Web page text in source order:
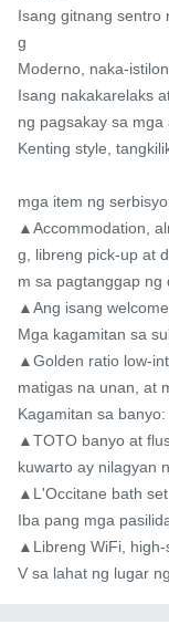
Isang gitnang sentro
g
Moderno, naka-
Isang nakakarelaks
ng pagsakay sa mga
Kenting style,
mga item ng
▲Accommodation,
g, libreng pick-up at
m sa pagtanggap ng
▲Ang isang
Mga kagamitan sa
▲Golden ratio low-
matigas na unan, at
Kagamitan sa banyo:
▲TOTO banyo at
kuwarto ay nilagyan
▲L'Occitane bath set
Iba pang mga
▲Libreng WiFi,
V sa lahat ng lugar